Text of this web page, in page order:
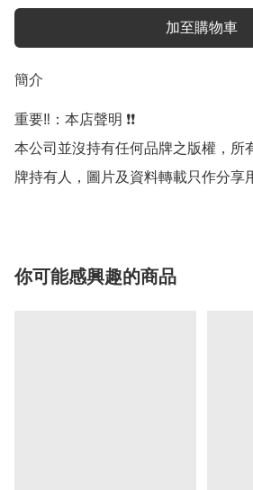
加至購物車
簡介
重要‼️：本店聲明 ❗️❗️
本公司並沒持有任何品牌之版權，所
牌持有人，圖片及資料轉載只作分享
你可能感興趣的商品